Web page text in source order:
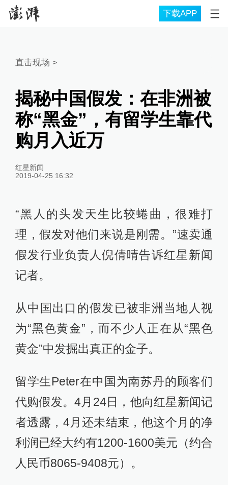
下载APP
直击现场 >
揭秘中国假发：在非洲被
称“黑金”，有留学生靠代
购月入近万
红星新闻
2019-04-25 16:32
“黑人的头发天生比较蜷曲，很难打
理，假发对他们来说是刚需。”速卖通
假发行业负责人倪倩晴告诉红星新闻
记者。
从中国出口的假发已被非洲当地人视
为“黑色黄金”，而不少人正在从“黑色
黄金”中发掘出真正的金子。
留学生Peter在中国为南苏丹的顾客们
代购假发。4月24日，他向红星新闻记
者透露，4月还未结束，他这个月的净
利润已经大约有1200-1600美元（约合
人民币8065-9408元）。